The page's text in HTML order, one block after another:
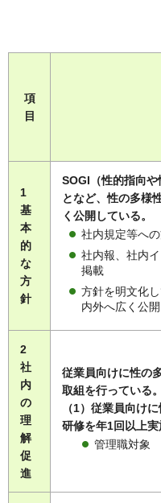
項
目
1
基
本
的
な
方
針
SOGI（性的指向
となど、性の多様
く公開している。
社内規定等へ
社内報、社内
掲載
方針を明文化
内外へ広く公開
2
社
内
の
理
解
促
進
従業員向けに性の
取組を行っている。
（1）従業員向け
研修を年1回以上
管理職対象